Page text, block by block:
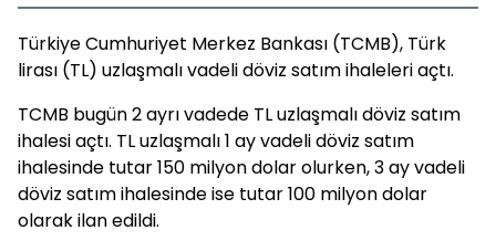
Türkiye Cumhuriyet Merkez Bankası (TCMB), Türk
lirası (TL) uzlaşmalı vadeli döviz satım ihaleleri açtı.
TCMB bugün 2 ayrı vadede TL uzlaşmalı döviz satım
ihalesi açtı. TL uzlaşmalı 1 ay vadeli döviz satım
ihalesinde tutar 150 milyon dolar olurken, 3 ay vadeli
döviz satım ihalesinde ise tutar 100 milyon dolar
olarak ilan edildi.